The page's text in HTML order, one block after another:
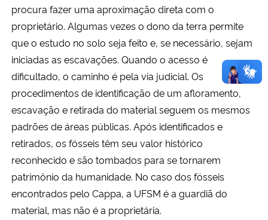
procura fazer uma aproximação direta com o
proprietário. Algumas vezes o dono da terra permite
que o estudo no solo seja feito e, se necessário, sejam
iniciadas as escavações. Quando o acesso é
dificultado, o caminho é pela via judicial. Os
procedimentos de identificação de um afloramento,
escavação e retirada do material seguem os mesmos
padrões de áreas públicas. Após identificados e
retirados, os fósseis têm seu valor histórico
reconhecido e são tombados para se tornarem
patrimônio da humanidade. No caso dos fósseis
encontrados pelo Cappa, a UFSM é a guardiã do
material, mas não é a proprietária.